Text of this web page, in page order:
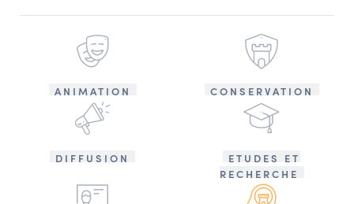
ANIMATION CONSERVATION
DIFFUSION
ETUDES ET
RECHERCHE